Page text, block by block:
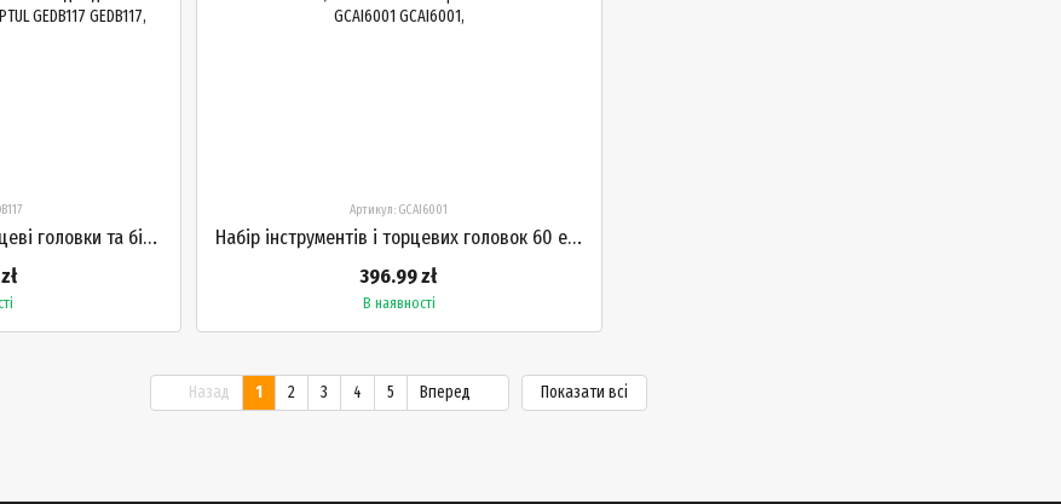
Набір інструментів — торцеві головки та біти 1/4" і 1/2" 111 елементів вкладка для інструментального візка TOPTUL GEDB117
Артикул: GCAI6001
Набір інструментів і торцевих головок 60 елементів 3/8" головки біти тріскачка TOPTUL GCAI6001
396.99 zł
В наявності
Назад 1 2 3 4 5 Вперед Показати всі